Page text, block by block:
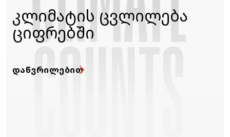
კლიმატის ცვლილება
ციფრებში
ᲓᲐᲬᲕᲠᲘᲚᲔᲑᲘᲗ